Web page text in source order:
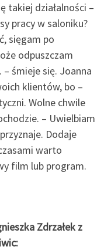
takiej działalności –
pracy w saloniku?
sięgam po
odpuszczam
śmieje się. Joanna
klientów, bo –
Wolne chwile
– Uwielbiam
Dodaje
warto
film lub program.
Zdrzałek z